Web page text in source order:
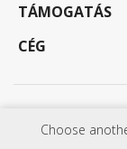
Choose
TÁMOGATÁS
CÉG
A programok,
választék, az